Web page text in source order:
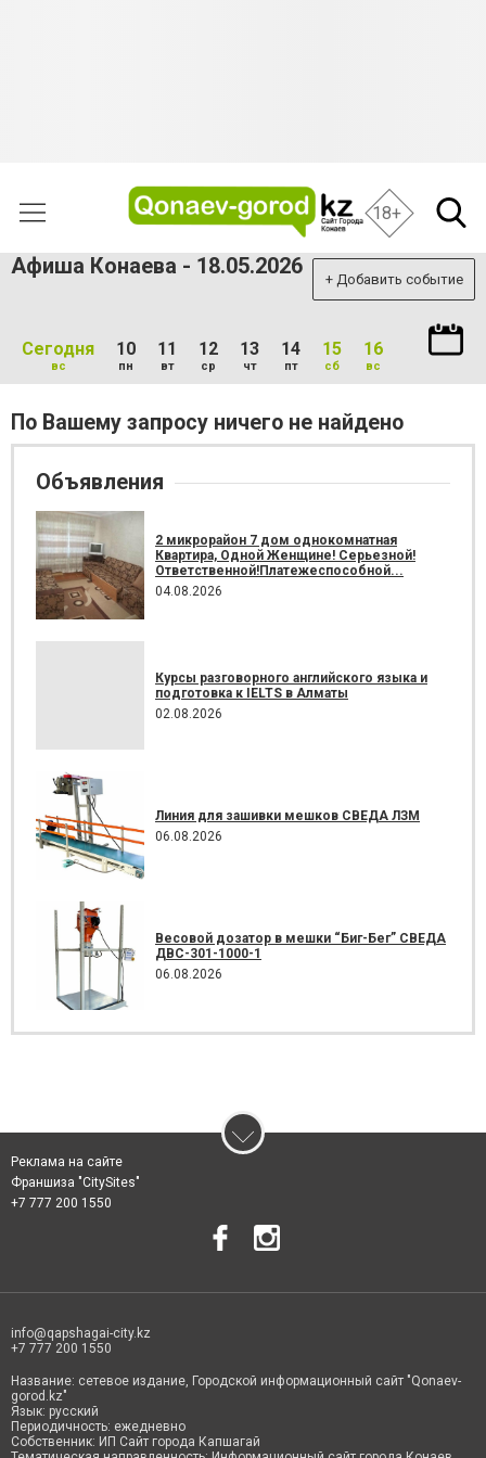
18+
Афиша Конаева - 18.05.2026 + Добавить событие
Сегодня
вс
10
пн
11
вт
12
ср
13
чт
14
пт
15
сб
16
вс
По Вашему запросу ничего не найдено
Объявления
2 микрорайон 7 дом однокомнатная
Квартира, Одной Женщине! Серьезной!
Ответственной!Платежеспособной...
04.08.2026
Курсы разговорного английского языка и
подготовка к IELTS в Алматы
02.08.2026
Линия для зашивки мешков СВЕДА ЛЗМ
06.08.2026
Весовой дозатор в мешки “Биг-Бег” СВЕДА
ДВС-301-1000-1
06.08.2026
Реклама на сайте
Франшиза "CitySites"
+7 777 200 1550
info@qapshagai-city.kz
+7 777 200 1550
Название: сетевое издание, Городской информационный сайт "Qonaev-
gorod.kz"
Язык: русский
Периодичность: ежедневно
Собственник: ИП Сайт города Капшагай